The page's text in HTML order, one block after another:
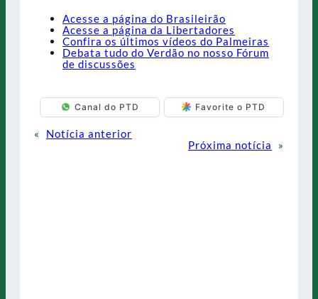
Acesse a página do Brasileirão
Acesse a página da Libertadores
Confira os últimos vídeos do Palmeiras
Debata tudo do Verdão no nosso Fórum
de discussões
Canal do PTD Favorite o PTD
«
Notícia anterior
Próxima notícia
»